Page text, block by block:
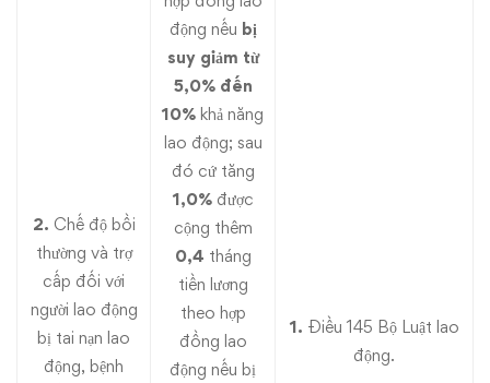
2. Chế độ bồi
thường và trợ
cấp đối với
người lao động
bị tai nạn lao
động, bệnh
động nếu bị
suy giảm từ
5,0% đến
10% khả năng
lao động; sau
đó cứ tăng
1,0%được
cộng thêm
0,4 tháng
tiền lương
theo hợp
đồng lao
động nếu bị
1. Điều 145 Bộ Luật lao
động.